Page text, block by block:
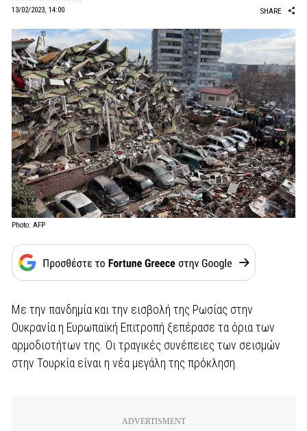
13/02/2023, 14:00
SHARE
Photo: AFP
Με την πανδημία και την εισβολή της Ρωσίας στην
Ουκρανία η Ευρωπαϊκή Επιτροπή ξεπέρασε τα όρια των
αρμοδιοτήτων της. Οι τραγικές συνέπειες των σεισμών
στην Τουρκία είναι η νέα μεγάλη της πρόκληση.